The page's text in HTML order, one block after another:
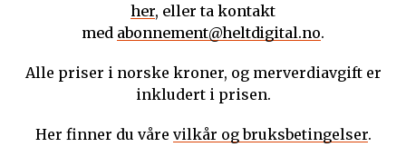
her, eller ta kontakt
med abonnement@heltdigital.no.
Alle priser i norske kroner, og merverdiavgift er
inkludert i prisen.
Her finner du våre vilkår og bruksbetingelser.